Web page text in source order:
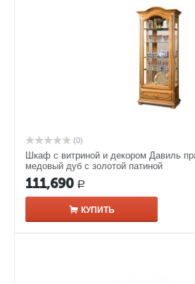
(0)
Шкаф с витриной и декором Давиль
медовый дуб с золотой патиной
111,690 Р
КУПИТЬ